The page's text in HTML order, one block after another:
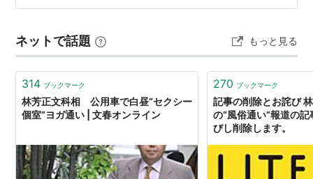
萩東中学校） 萩高等学校（校訓：至誠） 関東学院大学
郎！！ 男！！ 萩生まれ、萩育ち！！ ブログを書けば、
天下一の、男！！ 勉強大好き、スポー…
ネットで話題 もっと見る
314 ブックマーク
林芳正文科相 公用車で白昼“セクシー
個室”ヨガ通い | 文春オンライン
270 ブックマーク
記事の削除とお詫び
の“風俗通い”報道の
びし削除します。